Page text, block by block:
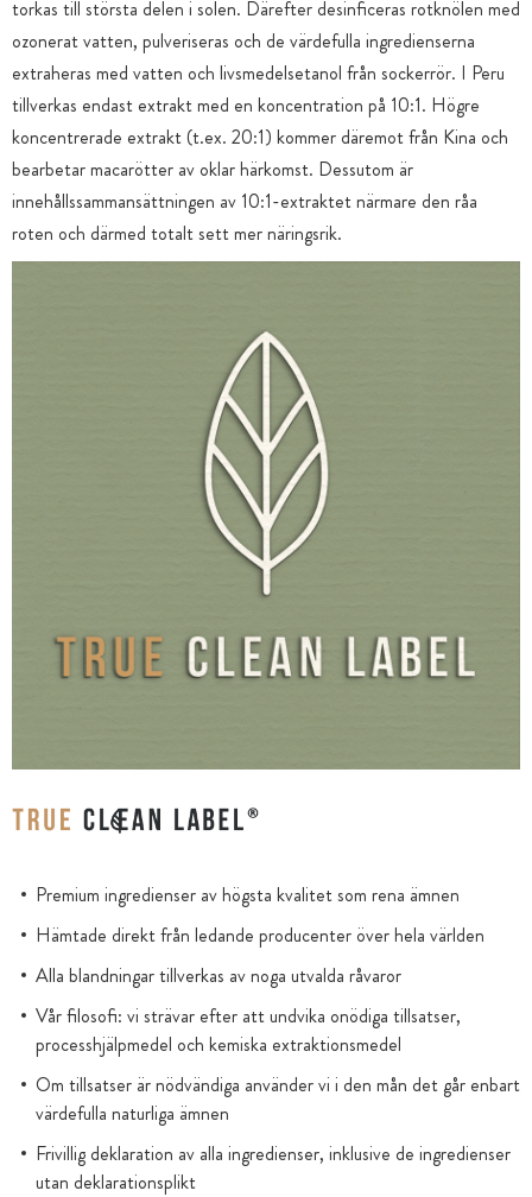
torkas till största delen i solen. Därefter desinficeras rotknölen med
ozonerat vatten, pulveriseras och de värdefulla ingredienserna
extraheras med vatten och livsmedelsetanol från sockerrör. I Peru
tillverkas endast extrakt med en koncentration på 10:1. Högre
koncentrerade extrakt (t.ex. 20:1) kommer däremot från Kina och
bearbetar macarötter av oklar härkomst. Dessutom är
innehållssammansättningen av 10:1-extraktet närmare den råa
roten och därmed totalt sett mer näringsrik.
Premium ingredienser av högsta kvalitet som rena ämnen
Hämtade direkt från ledande producenter över hela världen
Alla blandningar tillverkas av noga utvalda råvaror
Vår filosofi: vi strävar efter att undvika onödiga tillsatser,
processhjälpmedel och kemiska extraktionsmedel
Om tillsatser är nödvändiga använder vi i den mån det går enbart
värdefulla naturliga ämnen
Frivillig deklaration av alla ingredienser, inklusive de ingredienser
utan deklarationsplikt